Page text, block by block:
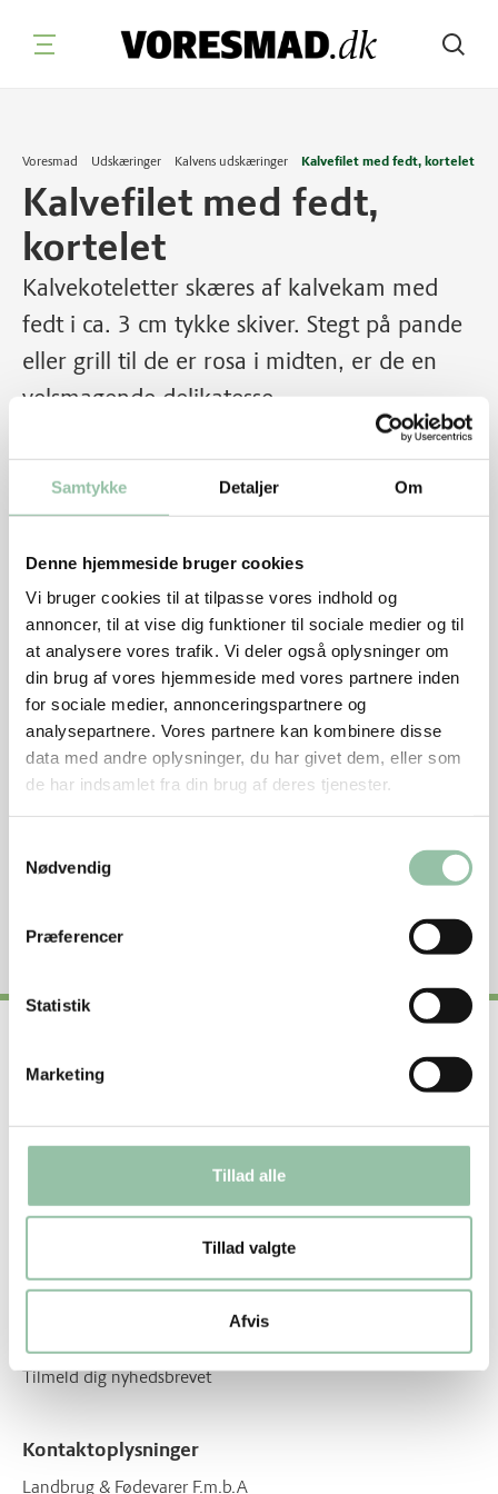
Samtykke Detaljer Om
Denne hjemmeside bruger cookies
Vi bruger cookies til at tilpasse vores indhold og
annoncer, til at vise dig funktioner til sociale medier og til
at analysere vores trafik. Vi deler også oplysninger om
din brug af vores hjemmeside med vores partnere inden
for sociale medier, annonceringspartnere og
analysepartnere. Vores partnere kan kombinere disse
data med andre oplysninger, du har givet dem, eller som
de har indsamlet fra din brug af deres tjenester.
Nødvendig
Præferencer
Statistik
Marketing
Tillad alle
Tillad valgte
Afvis
Søg
Voresmad Udskæringer Kalvens udskæringer Kalvefilet med fedt, kortelet
Kalvefilet med fedt,
kortelet
Kalvekoteletter skæres af kalvekam med
fedt i ca. 3 cm tykke skiver. Stegt på pande
eller grill til de er rosa i midten, er de en
velsmagende delikatesse.
Tilberedning
Se næringsstofindhold per 100 g rå vægt
Om vores opskrifter
Få inspiration og lækre opskrifter direkte i din
nyhedsbrev med spændende opskrifter, der vil inspirerer dig
og din madlavning, om du laver mad til dig selv eller til
mange.
Tilmeld dig nyhedsbrevet
Kontaktoplysninger
Landbrug & Fødevarer F.m.b.A